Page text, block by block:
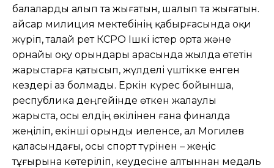
балаларды алып та жығатын, шалып та жығатын.
Қайсар милиция мектебінің қабырғасында оқи
жүріп, талай рет КСРО Ішкі істер орта және
орнайы оқу орындары арасында жылда өтетін
жарыстарға қатысып, жүлделі үштікке енген
кездері аз болмады. Еркін күрес бойынша,
республика деңгейінде өткен жалаулы
жарыста, осы елдің өкілінен ғана финалда
жеңіліп, екінші орынды иеленсе, ал Могилев
қаласындағы, осы спорт түрінен – жеңіс
тұғырына көтеріліп, кеудесіне алтыннан медаль